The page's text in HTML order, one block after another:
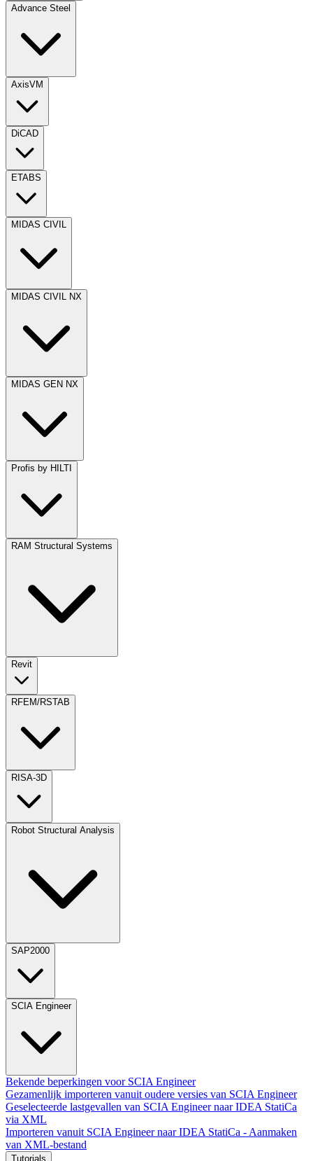
Advance Steel
AxisVM
DiCAD
ETABS
MIDAS CIVIL
MIDAS CIVIL NX
MIDAS GEN NX
Profis by HILTI
RAM Structural Systems
Revit
RFEM/RSTAB
RISA-3D
Robot Structural Analysis
SAP2000
SCIA Engineer
Bekende beperkingen voor SCIA Engineer
Gezamenlijk importeren vanuit oudere versies van SCIA Engineer
Geselecteerde lastgevallen van SCIA Engineer naar IDEA StatiCa
via XML
Importeren vanuit SCIA Engineer naar IDEA StatiCa - Aanmaken
van XML-bestand
Tutorials